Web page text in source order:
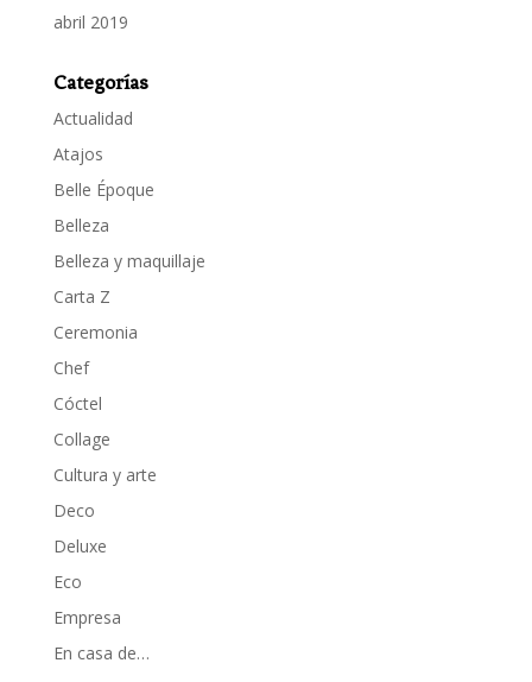
abril 2019
Categorías
Actualidad
Atajos
Belle Époque
Belleza
Belleza y maquillaje
Carta Z
Ceremonia
Chef
Cóctel
Collage
Cultura y arte
Deco
Deluxe
Eco
Empresa
En casa de…